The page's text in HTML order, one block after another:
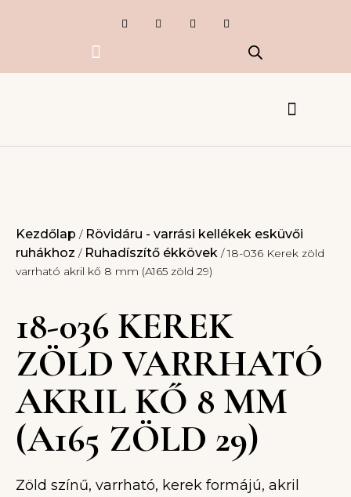
Kezdőlap / Rövidáru - varrási kellékek esküvői
ruhákhoz / Ruhadíszítő ékkövek / 18-036 Kerek zöld
varrható akril kő 8 mm (A165 zöld 29)
18-036 KEREK
ZÖLD VARRHATÓ
AKRIL KŐ 8 MM
(A165 ZÖLD 29)
Zöld színű, varrható, kerek formájú, akril